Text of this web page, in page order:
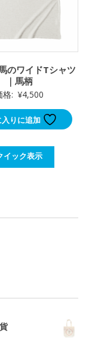
のワイドTシャツ
｜馬柄
格: ¥4,500
入りに追加
イック表示